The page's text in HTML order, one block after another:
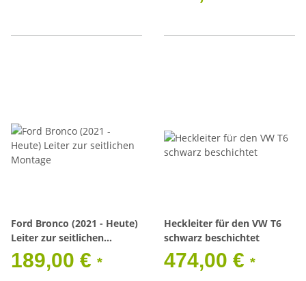
Ford Bronco (2021 - Heute)
Leiter zur seitlichen
Montage
189,00 € *
Heckleiter für den VW T6
schwarz beschichtet
474,00 € *